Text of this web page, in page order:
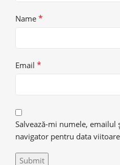
Name *
Email *
Salvează-mi numele, emailul
navigator pentru data